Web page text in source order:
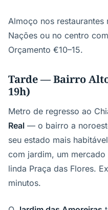
Almoço nos
Nações ou no centro
Orçamento €10–15.
Tarde — Bairro
19h)
Metro de regresso ao
Real — o bairro a
seu estado mais
com jardim, um
linda Praça das Flores.
minutos.